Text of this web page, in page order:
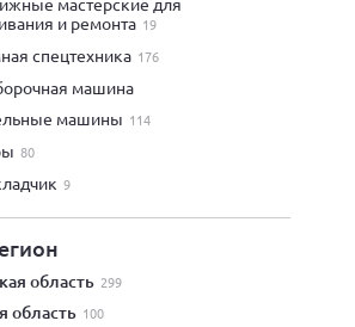
и ремонта 19
спецтехника 176
машина
машины 114
80
9
область 299
область 100